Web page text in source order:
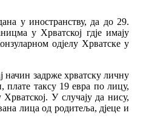
у иностранству, да до 29.
у Хрватској гдје имају
одјелу Хрватске у
начин задрже хрватску личну
плате таксу 19 евра по лицу,
У случају да нису,
лица од родитеља, дјеце и